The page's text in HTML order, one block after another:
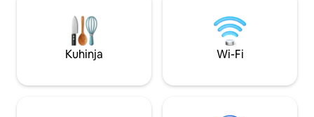
okolna priroda -
stare
Kuhinja Wi-Fi